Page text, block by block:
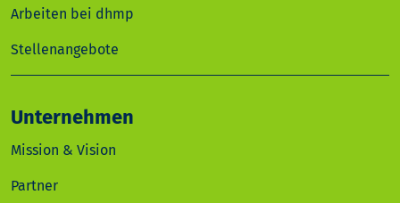
Arbeiten bei dhmp
Stellenangebote
Unternehmen
Mission & Vision
Partner